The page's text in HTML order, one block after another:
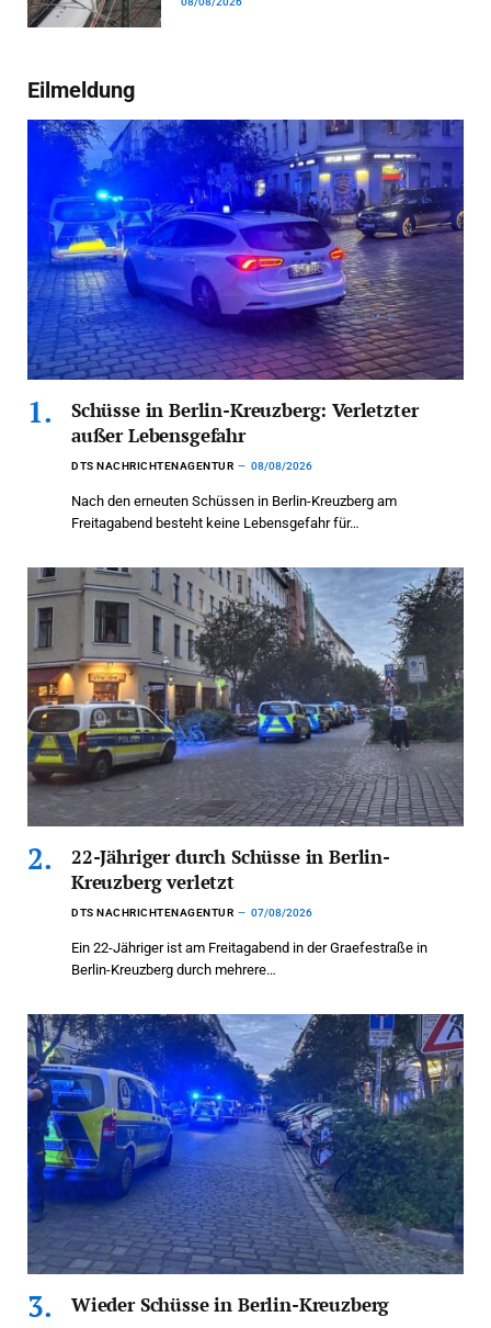
Eilmeldung
Schüsse in Berlin-Kreuzberg: Verletzter
außer Lebensgefahr
DTS NACHRICHTENAGENTUR 08/08/2026
Nach den erneuten Schüssen in Berlin-Kreuzberg am
Freitagabend besteht keine Lebensgefahr für…
22-Jähriger durch Schüsse in Berlin-
Kreuzberg verletzt
DTS NACHRICHTENAGENTUR 07/08/2026
Ein 22-Jähriger ist am Freitagabend in der Graefestraße in
Berlin-Kreuzberg durch mehrere…
Wieder Schüsse in Berlin-Kreuzberg